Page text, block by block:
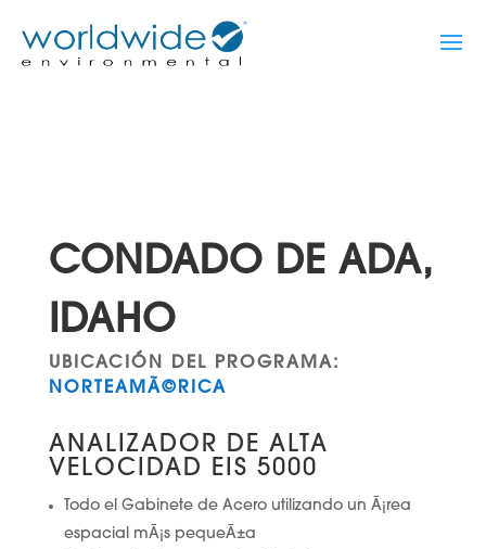
CONDADO DE ADA,
IDAHO
UBICACIÓN DEL PROGRAMA:
NORTEAMÃ©RICA
ANALIZADOR DE ALTA
VELOCIDAD EIS 5000
Todo el Gabinete de Acero utilizando un Ã¡rea
espacial mÃ¡s pequeÃ±a